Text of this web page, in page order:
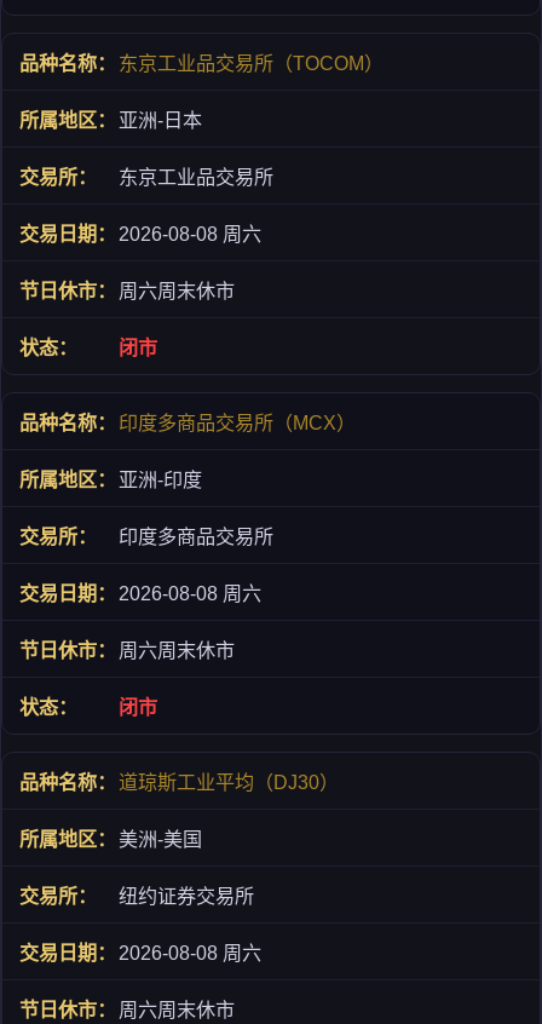
东京工业品交易所（TOCOM）
亚洲-日本
东京工业品交易所
2026-08-08 周六
周六周末休市
闭市
印度多商品交易所（MCX）
亚洲-印度
印度多商品交易所
2026-08-08 周六
周六周末休市
闭市
道琼斯工业平均（DJ30）
美洲-美国
纽约证券交易所
2026-08-08 周六
周六周末休市